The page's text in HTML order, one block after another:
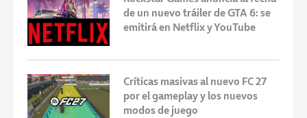
de un nuevo tráiler de GTA 6: se
emitirá en Netflix y YouTube
Críticas masivas al nuevo FC 27
por el gameplay y los nuevos
modos de juego